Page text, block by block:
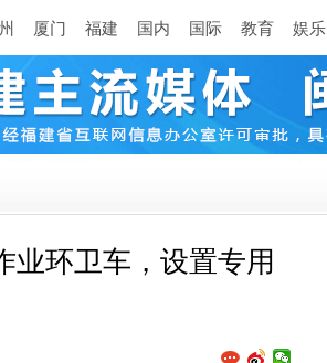
厦门 福建 国内 国际 教育 娱乐
业环卫车，设置专用